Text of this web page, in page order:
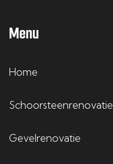
Menu
Home
Schoorsteenrenovatie
Gevelrenovatie